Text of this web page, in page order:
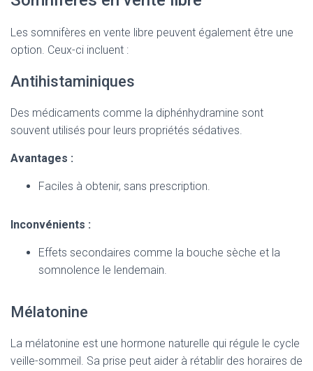
Les somnifères en vente libre peuvent également être une
option. Ceux-ci incluent :
Antihistaminiques
Des médicaments comme la diphénhydramine sont
souvent utilisés pour leurs propriétés sédatives.
Avantages :
Faciles à obtenir, sans prescription.
Inconvénients :
Effets secondaires comme la bouche sèche et la
somnolence le lendemain.
Mélatonine
La mélatonine est une hormone naturelle qui régule le cycle
veille-sommeil. Sa prise peut aider à rétablir des horaires de